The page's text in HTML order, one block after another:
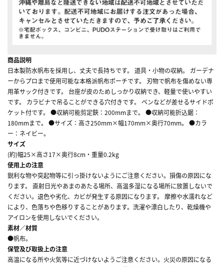
商品説明
日本製防水帆布を採用し、丈夫で長持ちです。 道具・小物の収納。 ガーデナ
ーからプロまで使用可能な本格派帆布ポーチです。 刃物で帆布を傷めない専
用革サック付きです。 台座が皮のためしっかり収納でき、軽量で使いやすい
です。 カラビナで吊ることができる穴付きです。 ペンなどが差せるサイドポ
ケット付です。 ●収納可能剪定鋏：200mmまで。 ●収納可能折込鋸：
180mmまで。 ●サイズ：高さ250mm×幅170mm×奥行70mm。 ●カラ
ー：ネイビー。
サイズ
(約)幅25×高さ17×奥行8cm・重量0.2kg
使用上の注意
鋭利な物や突起物等に引っ掛けないようにご注意ください。損傷の原因にな
ります。 直射日光やあまのあたる場所、高温多湿になる場所に放置しないで
ください。退色や劣化、カビが発生する原因になります。 摩擦や水濡れなど
により、色落ちや色移りすることがあります。洗濯や漂白したり、乾燥機や
アイロンを使用しないでください。
素材／材質
●帆布。
保管及び取扱上の注意
高温になる所や火気等に近づけないようご注意ください。火災の原因になる